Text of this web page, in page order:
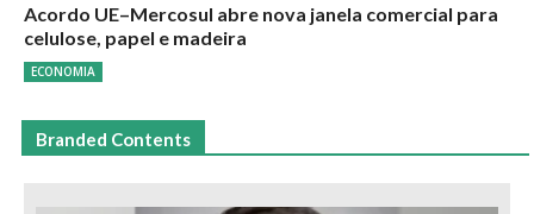
Acordo UE–Mercosul abre nova janela comercial para
celulose, papel e madeira
ECONOMIA
Branded Contents